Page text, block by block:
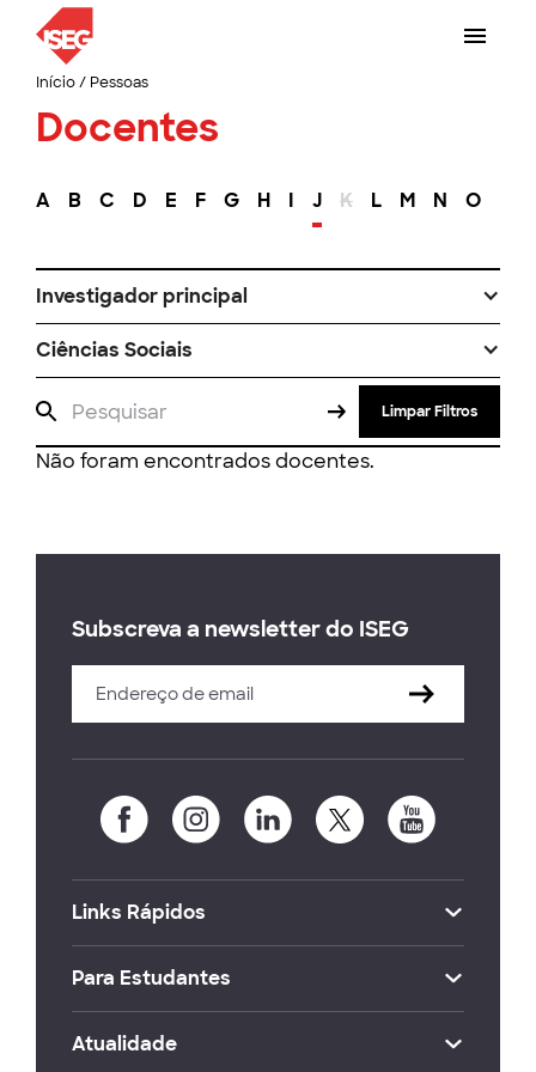
Início/ Pessoas
Docentes
A B C D E F G H I J K L M N O
Investigador principal
Ciências Sociais
Limpar Filtros
Não foram encontrados docentes.
Subscreva a newsletter do ISEG
Links Rápidos
Para Estudantes
Atualidade